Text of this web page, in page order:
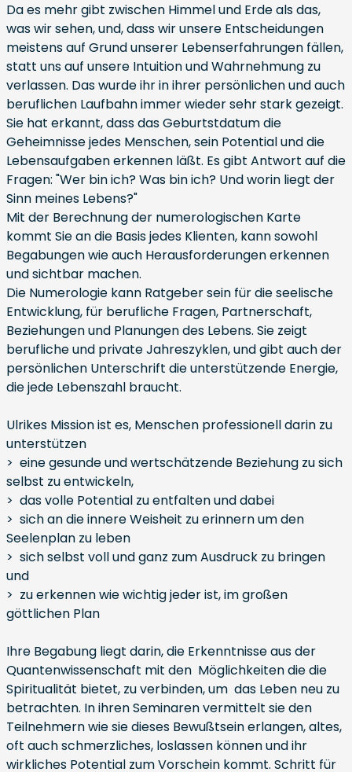
Da es mehr gibt zwischen Himmel und Erde als das,
was wir sehen, und, dass wir unsere Entscheidungen
meistens auf Grund unserer Lebenserfahrungen fällen,
statt uns auf unsere Intuition und Wahrnehmung zu
verlassen. Das wurde ihr in ihrer persönlichen und auch
beruflichen Laufbahn immer wieder sehr stark gezeigt.
Sie hat erkannt, dass das Geburtstdatum die
Geheimnisse jedes Menschen, sein Potential und die
Lebensaufgaben erkennen läßt. Es gibt Antwort auf die
Fragen: "Wer bin ich? Was bin ich? Und worin liegt der
Sinn meines Lebens?"
Mit der Berechnung der numerologischen Karte
kommt Sie an die Basis jedes Klienten, kann sowohl
Begabungen wie auch Herausforderungen erkennen
und sichtbar machen.
Die Numerologie kann Ratgeber sein für die seelische
Entwicklung, für berufliche Fragen, Partnerschaft,
Beziehungen und Planungen des Lebens. Sie zeigt
berufliche und private Jahreszyklen, und gibt auch der
persönlichen Unterschrift die unterstützende Energie,
die jede Lebenszahl braucht.
Ulrikes Mission ist es, Menschen professionell darin zu
unterstützen
> eine gesunde und wertschätzende Beziehung zu sich
selbst zu entwickeln,
> das volle Potential zu entfalten und dabei
> sich an die innere Weisheit zu erinnern um den
Seelenplan zu leben
> sich selbst voll und ganz zum Ausdruck zu bringen
und
> zu erkennen wie wichtig jeder ist, im großen
göttlichen Plan
Ihre Begabung liegt darin, die Erkenntnisse aus der
Quantenwissenschaft mit den Möglichkeiten die die
Spiritualität bietet, zu verbinden, um das Leben neu zu
betrachten. In ihren Seminaren vermittelt sie den
Teilnehmern wie sie dieses Bewußtsein erlangen, altes,
oft auch schmerzliches, loslassen können und ihr
wirkliches Potential zum Vorschein kommt. Schritt für